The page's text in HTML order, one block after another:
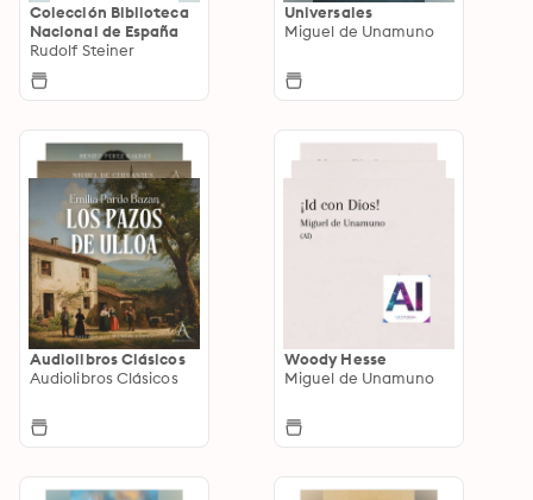
Colección Biblioteca
Nacional de España
Rudolf Steiner
Universales
Miguel de Unamuno
Audiolibros Clásicos
Audiolibros Clásicos
Woody Hesse
Miguel de Unamuno